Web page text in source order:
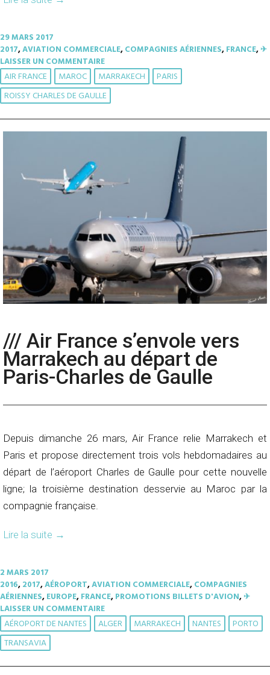
29 MARS 2017
2017,AVIATION COMMERCIALE,COMPAGNIES AÉRIENNES,FRANCE,✈︎
LAISSER UN COMMENTAIRE
AIR FRANCE MAROC MARRAKECH
PARIS
ROISSY CHARLES DE GAULLE
/// Air France s’envole vers
Marrakech au départ de
Paris-Charles de Gaulle
Depuis dimanche 26 mars, Air France relie Marrakech et
Paris et propose directement trois vols hebdomadaires au
départ de l’aéroport Charles de Gaulle pour cette nouvelle
ligne; la troisième destination desservie au Maroc par la
compagnie française.
Lire la suite →
2 MARS 2017
2016,2017,AÉROPORT,AVIATION COMMERCIALE,COMPAGNIES
AÉRIENNES,EUROPE,FRANCE,PROMOTIONS BILLETS D'AVION,✈︎
LAISSER UN COMMENTAIRE
AÉROPORT DE NANTES ALGER MARRAKECH NANTES
PORTO
TRANSAVIA